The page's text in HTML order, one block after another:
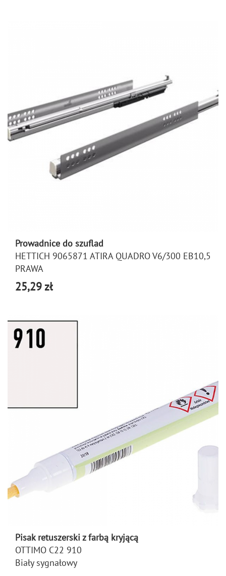
Prowadnice do szuflad
HETTICH 9065871 ATIRA QUADRO V6/300 EB10,5
PRAWA
25,29 zł
Pisak retuszerski z farbą kryjącą
OTTIMO C22 910
Biały sygnałowy